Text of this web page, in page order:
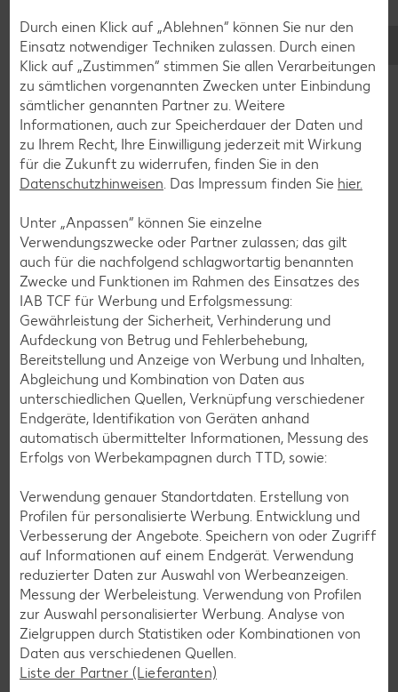
Blaubeer-Rezepte
Bananen-Rezepte
Zurück zu allen Rezepten
Glutenfreie Rezepte
Wer auf Gluten verzichtet, muss nicht automatisch auf
Vielfalt und Geschmack verzichten. Ob süß oder herzhaft –
mit unseren glutenfreien Rezepten zauberst du dir Gerichte,
die nicht nur verträglich, sondern auch richtig lecker sind.
Rezepte entdecken
Durch einen Klick auf „Ablehnen“ können Sie nur den
Einsatz notwendiger Techniken zulassen. Durch einen
Klick auf „Zustimmen“ stimmen Sie allen Verarbeitungen
zu sämtlichen vorgenannten Zwecken unter Einbindung
sämtlicher genannten Partner zu. Weitere
Informationen, auch zur Speicherdauer der Daten und
zu Ihrem Recht, Ihre Einwilligung jederzeit mit Wirkung
für die Zukunft zu widerrufen, finden Sie in den
Datenschutzhinweisen . Das Impressum finden Sie hier.
Unter „Anpassen“ können Sie einzelne
Verwendungszwecke oder Partner zulassen; das gilt
auch für die nachfolgend schlagwortartig benannten
Zwecke und Funktionen im Rahmen des Einsatzes des
IAB TCF für Werbung und Erfolgsmessung:
Gewährleistung der Sicherheit, Verhinderung und
Aufdeckung von Betrug und Fehlerbehebung,
Bereitstellung und Anzeige von Werbung und Inhalten,
Abgleichung und Kombination von Daten aus
unterschiedlichen Quellen, Verknüpfung verschiedener
Endgeräte, Identifikation von Geräten anhand
automatisch übermittelter Informationen, Messung des
Erfolgs von Werbekampagnen durch TTD, sowie:
Verwendung genauer Standortdaten. Erstellung von
Profilen für personalisierte Werbung. Entwicklung und
Verbesserung der Angebote. Speichern von oder Zugriff
auf Informationen auf einem Endgerät. Verwendung
reduzierter Daten zur Auswahl von Werbeanzeigen.
Messung der Werbeleistung. Verwendung von Profilen
zur Auswahl personalisierter Werbung. Analyse von
Zielgruppen durch Statistiken oder Kombinationen von
Daten aus verschiedenen Quellen.
Liste der Partner (Lieferanten)